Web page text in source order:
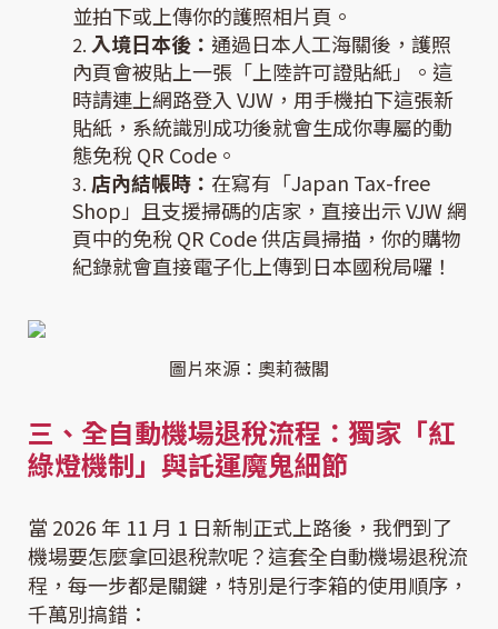
並拍下或上傳你的護照相片頁。
入境日本後： 通過日本人工海關後，護照
內頁會被貼上一張「上陸許可證貼紙」。這
時請連上網路登入 VJW，用手機拍下這張新
貼紙，系統識別成功後就會生成你專屬的動
態免稅 QR Code。
店內結帳時： 在寫有「Japan Tax-free
Shop」且支援掃碼的店家，直接出示 VJW 網
頁中的免稅 QR Code 供店員掃描，你的購物
紀錄就會直接電子化上傳到日本國稅局囉！
圖片來源：奧莉薇閣
三、全自動機場退稅流程：獨家「紅
綠燈機制」與託運魔鬼細節
當 2026 年 11 月 1 日新制正式上路後，我們到了
機場要怎麼拿回退稅款呢？這套全自動機場退稅流
程，每一步都是關鍵，特別是行李箱的使用順序，
千萬別搞錯：